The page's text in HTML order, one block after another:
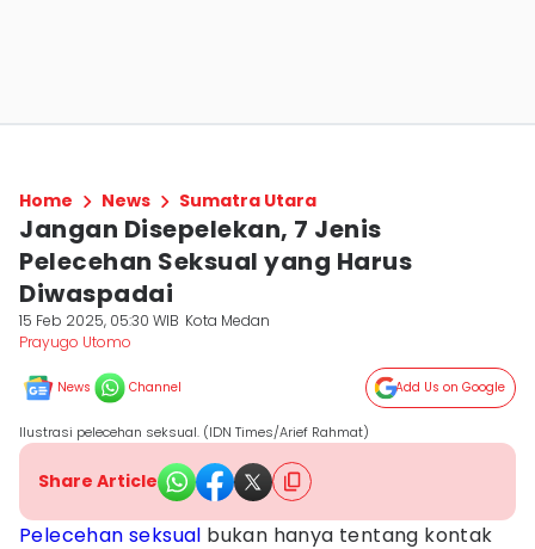
Home News Sumatra Utara
Jangan Disepelekan, 7 Jenis
Pelecehan Seksual yang Harus
Diwaspadai
15 Feb 2025, 05:30 WIB Kota Medan
Prayugo Utomo
News Channel Add Us on Google
Ilustrasi pelecehan seksual. (IDN Times/Arief Rahmat)
Share Article
Pelecehan seksual bukan hanya tentang kontak